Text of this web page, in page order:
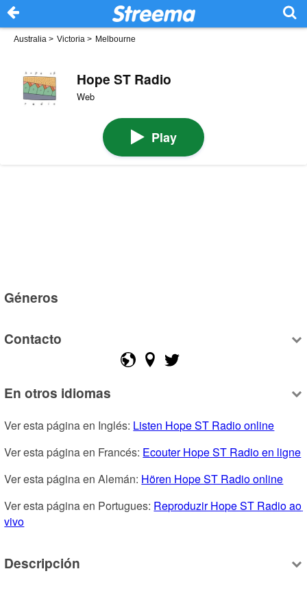
Australia > Victoria > Melbourne
Hope ST Radio
Web
Play
Géneros
Contacto
En otros idiomas
Ver esta página en Inglés: Listen Hope ST Radio online
Ver esta página en Francés: Ecouter Hope ST Radio en ligne
Ver esta página en Alemán: Hören Hope ST Radio online
Ver esta página en Portugues: Reproduzir Hope ST Radio ao
vivo
Descripción